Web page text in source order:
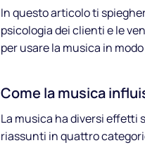
In questo articolo ti
psicologia dei clienti e le
per usare la musica in
Come la musica
La musica ha diversi effetti
riassunti in quattro